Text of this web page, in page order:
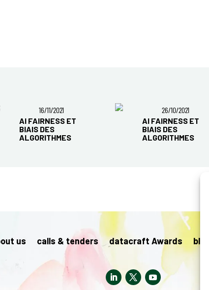
16/11/2021
AI FAIRNESS ET
BIAIS DES
ALGORITHMES
26/10/2021
AI FAIRNESS ET
BIAIS DES
ALGORITHMES
us calls & tenders datacraft Awards blog